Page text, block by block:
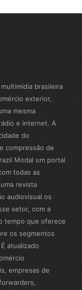
brasileira
exterior,
mesma
e internet. A
do
compressão de
Modal um portal
todas as
revista
audiovisual os
setor, com a
tempo que oferece
os segmentos
atualizado
empresas de